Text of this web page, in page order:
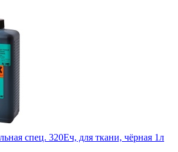
спец. 320Еч, для ткани, чёрная 1л